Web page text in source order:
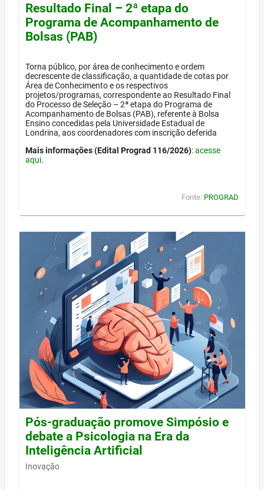
Resultado Final – 2ª etapa do
Programa de Acompanhamento de
Bolsas (PAB)
Torna público, por área de conhecimento e ordem
decrescente de classificação, a quantidade de cotas por
Área de Conhecimento e os respectivos
projetos/programas, correspondente ao Resultado Final
do Processo de Seleção – 2ª etapa do Programa de
Acompanhamento de Bolsas (PAB), referente à Bolsa
Ensino concedidas pela Universidade Estadual de
Londrina, aos coordenadores com inscrição deferida
Mais informações (Edital Prograd 116/2026):acesse
aqui.
Fonte: PROGRAD
Pós-graduação promove Simpósio e
debate a Psicologia na Era da
Inteligência Artificial
Inovação